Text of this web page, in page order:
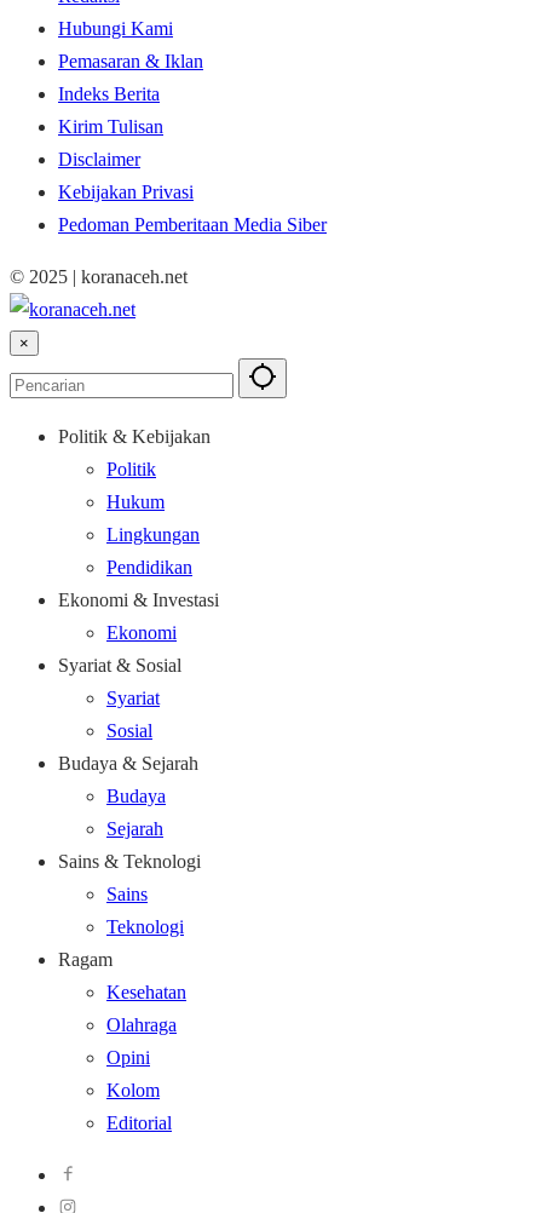
Hubungi Kami
Pemasaran & Iklan
Indeks Berita
Kirim Tulisan
Disclaimer
Kebijakan Privasi
Pedoman Pemberitaan Media Siber
© 2025 | koranaceh.net
×
Politik & Kebijakan
Politik
Hukum
Lingkungan
Pendidikan
Ekonomi & Investasi
Ekonomi
Syariat & Sosial
Syariat
Sosial
Budaya & Sejarah
Budaya
Sejarah
Sains & Teknologi
Sains
Teknologi
Ragam
Kesehatan
Olahraga
Opini
Kolom
Editorial